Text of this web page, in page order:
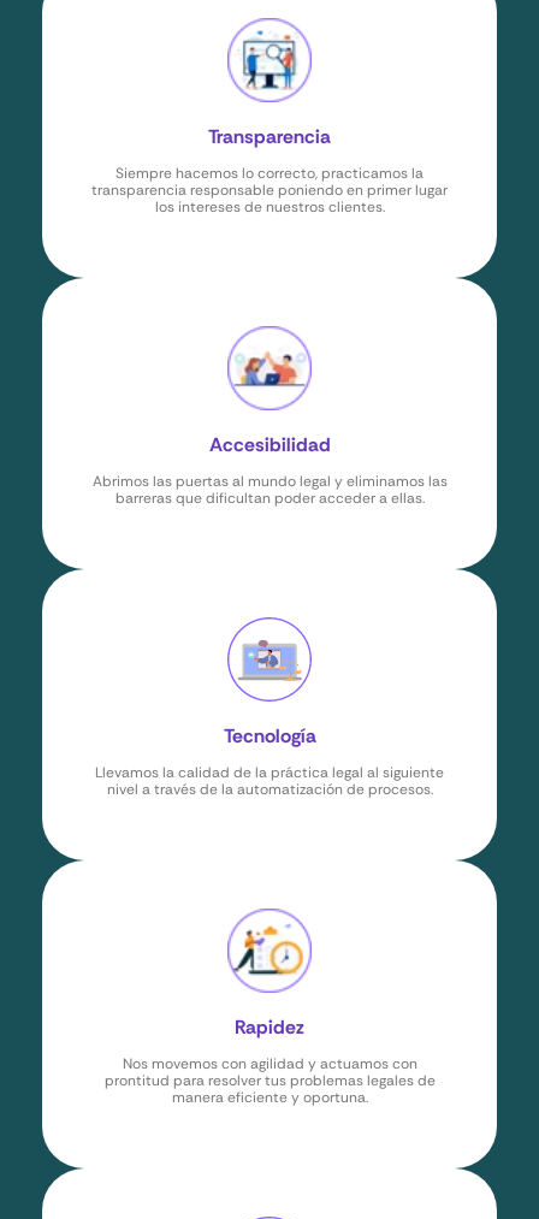
Transparencia
Siempre hacemos lo correcto, practicamos la
transparencia responsable poniendo en primer lugar
los intereses de nuestros clientes.
Accesibilidad
Abrimos las puertas al mundo legal y eliminamos las
barreras que dificultan poder acceder a ellas.
Tecnología
Llevamos la calidad de la práctica legal al siguiente
nivel a través de la automatización de procesos.
Rapidez
Nos movemos con agilidad y actuamos con
prontitud para resolver tus problemas legales de
manera eficiente y oportuna.